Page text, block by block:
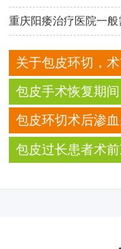
重庆阳痿治疗医院一
关于包皮环切，
何准备应对术后
现的局部表皮脱
包皮手术恢复期
否可以饮用具有
用的中药汤剂如当
包皮环切术后渗
算过量？
包皮过长患者术